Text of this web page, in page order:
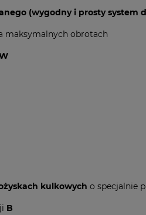
(wygodny i prosty
maksymalnych obrotach
kulkowych o specjalnie
B